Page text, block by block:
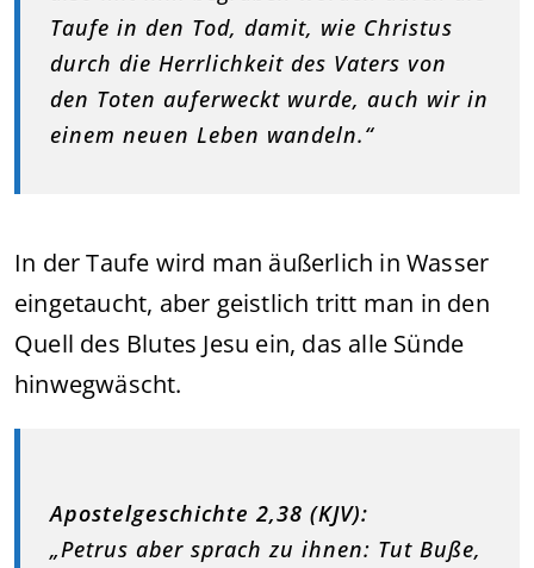
Taufe in den Tod, damit, wie Christus
durch die Herrlichkeit des Vaters von
den Toten auferweckt wurde, auch wir in
einem neuen Leben wandeln.“
In der Taufe wird man äußerlich in Wasser
eingetaucht, aber geistlich tritt man in den
Quell des Blutes Jesu ein, das alle Sünde
hinwegwäscht.
Apostelgeschichte 2,38 (KJV):
„Petrus aber sprach zu ihnen: Tut Buße,